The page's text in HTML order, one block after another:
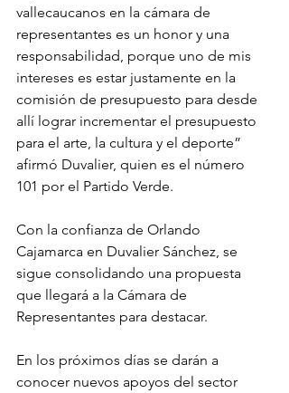
vallecaucanos en la cámara de
representantes es un honor y una
responsabilidad, porque uno de mis
intereses es estar justamente en la
comisión de presupuesto para desde
allí lograr incrementar el presupuesto
para el arte, la cultura y el deporte”
afirmó Duvalier, quien es el número
101 por el Partido Verde.
Con la confianza de Orlando
Cajamarca en Duvalier Sánchez, se
sigue consolidando una propuesta
que llegará a la Cámara de
Representantes para destacar.
En los próximos días se darán a
conocer nuevos apoyos del sector